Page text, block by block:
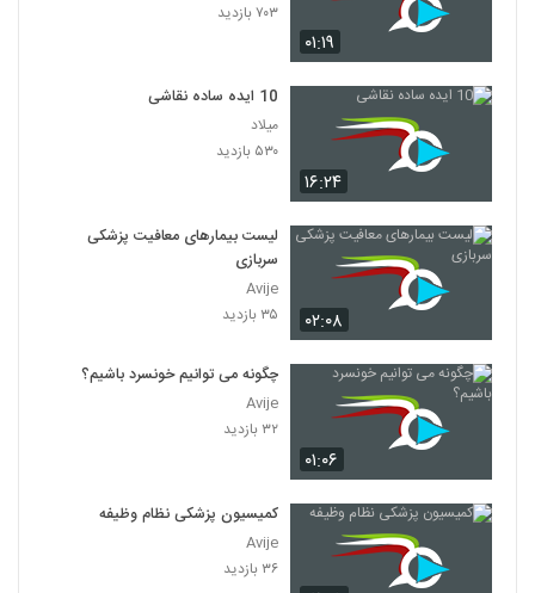
۰۱:۱۹
۷۰۳ بازدید
۱۶:۲۴
10 ایده ساده نقاشی
میلاد
۵۳۰ بازدید
۰۲:۰۸
لیست بیمارهای معافیت پزشکی
سربازی
Avije
۳۵ بازدید
۰۱:۰۶
چگونه می توانیم خونسرد باشیم؟
Avije
۳۲ بازدید
کمیسیون پزشکی نظام وظیفه
Avije
۳۶ بازدید